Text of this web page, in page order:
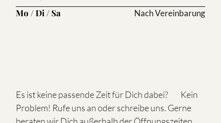
Mo / Di / Sa Nach Vereinbarung
Es ist keine passende Zeit für Dich dabei? Kein
Problem! Rufe uns an oder schreibe uns. Gerne